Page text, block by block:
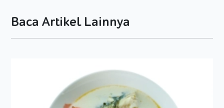
Bubuhi merica dan garam, aduk rata. Angkat.
Olesi permukaan roti dengan mayones, letakkan
tumisan telur di salah satu roti, ratakan.
Potong-potong ke dalam bentuk yang lucu. Sajikan.
Baca Artikel Lainnya